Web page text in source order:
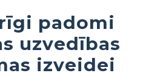
padomi
uzvedības
izveidei